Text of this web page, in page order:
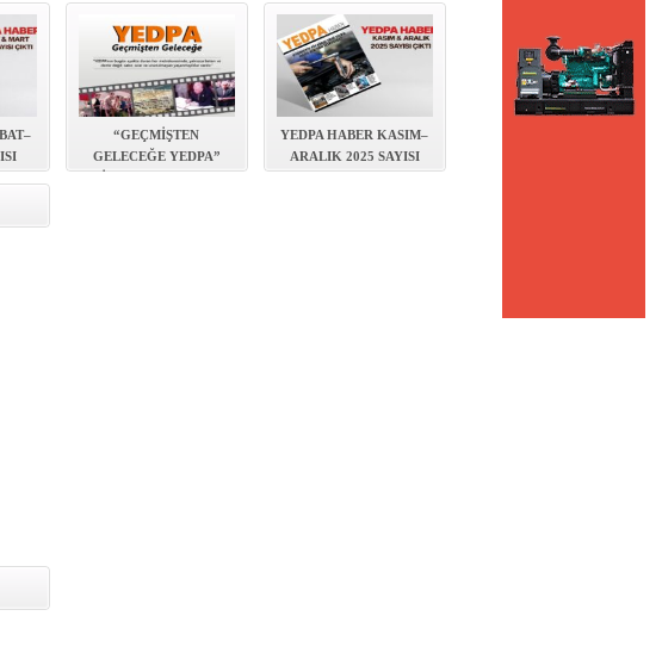
“GEÇMİŞTEN
GELECEĞE YEDPA”
YEDPA HABER KASIM–
ARALIK 2025 SAYISI